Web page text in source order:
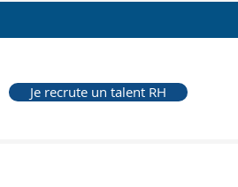
Je recrute un talent RH